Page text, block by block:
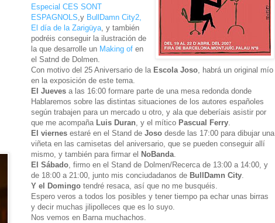
Especial CES SONT
ESPAGNOLS,y BullDamn City2,
El día de la Zarigüya, y también
podréis conseguir la ilustración de
la que desarrolle un Making of en
el Satnd de Dolmen.
Con motivo del 25 Aniversario de la Escola Joso, habrá un original mío
en la exposición de este tema.
El Jueves a las 16:00 formare parte de una mesa redonda donde
Hablaremos sobre las distintas situaciones de los autores españoles
según trabajen para un mercado u otro, y ala que deberíais asistir por
que me acompaña Luis Duran, y el mítico Pascual Ferry.
El viernes estaré en el Stand de Joso desde las 17:00 para dibujar una
viñeta en las camisetas del aniversario, que se pueden conseguir allí
mismo, y también para firmar el NoBanda.
El Sábado, firmo en el Stand de Dolmen/Recerca de 13:00 a 14:00, y
de 18:00 a 21:00, junto mis conciudadanos de BullDamn City.
Y el Domingo tendré resaca, así que no me busquéis.
Espero veros a todos los posibles y tener tiempo pa echar unas birras
y decir muchas jilipolleces que es lo suyo.
Nos vemos en Barna muchachos.